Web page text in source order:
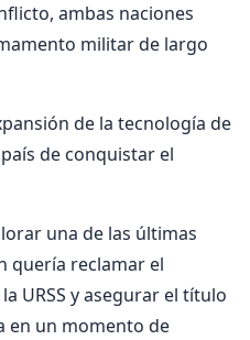
ambas naciones
militar de largo
de la tecnología de
de conquistar el
una de las últimas
quería reclamar el
URSS y asegurar el título
en un momento de